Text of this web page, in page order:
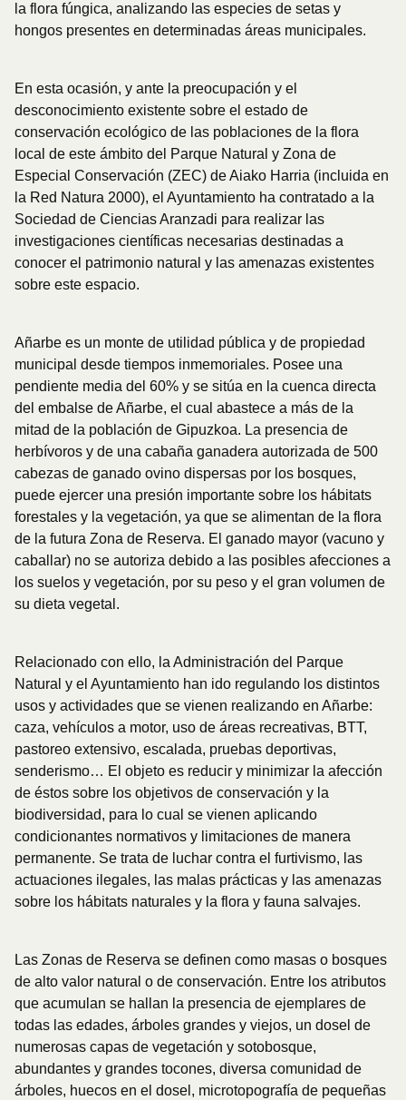
la flora fúngica, analizando las especies de setas y
hongos presentes en determinadas áreas municipales.
En esta ocasión, y ante la preocupación y el
desconocimiento existente sobre el estado de
conservación ecológico de las poblaciones de la flora
local de este ámbito del Parque Natural y Zona de
Especial Conservación (ZEC) de Aiako Harria (incluida en
la Red Natura 2000), el Ayuntamiento ha contratado a la
Sociedad de Ciencias Aranzadi para realizar las
investigaciones científicas necesarias destinadas a
conocer el patrimonio natural y las amenazas existentes
sobre este espacio.
Añarbe es un monte de utilidad pública y de propiedad
municipal desde tiempos inmemoriales. Posee una
pendiente media del 60% y se sitúa en la cuenca directa
del embalse de Añarbe, el cual abastece a más de la
mitad de la población de Gipuzkoa. La presencia de
herbívoros y de una cabaña ganadera autorizada de 500
cabezas de ganado ovino dispersas por los bosques,
puede ejercer una presión importante sobre los hábitats
forestales y la vegetación, ya que se alimentan de la flora
de la futura Zona de Reserva. El ganado mayor (vacuno y
caballar) no se autoriza debido a las posibles afecciones a
los suelos y vegetación, por su peso y el gran volumen de
su dieta vegetal.
Relacionado con ello, la Administración del Parque
Natural y el Ayuntamiento han ido regulando los distintos
usos y actividades que se vienen realizando en Añarbe:
caza, vehículos a motor, uso de áreas recreativas, BTT,
pastoreo extensivo, escalada, pruebas deportivas,
senderismo… El objeto es reducir y minimizar la afección
de éstos sobre los objetivos de conservación y la
biodiversidad, para lo cual se vienen aplicando
condicionantes normativos y limitaciones de manera
permanente. Se trata de luchar contra el furtivismo, las
actuaciones ilegales, las malas prácticas y las amenazas
sobre los hábitats naturales y la flora y fauna salvajes.
Las Zonas de Reserva se definen como masas o bosques
de alto valor natural o de conservación. Entre los atributos
que acumulan se hallan la presencia de ejemplares de
todas las edades, árboles grandes y viejos, un dosel de
numerosas capas de vegetación y sotobosque,
abundantes y grandes tocones, diversa comunidad de
árboles, huecos en el dosel, microtopografía de pequeñas